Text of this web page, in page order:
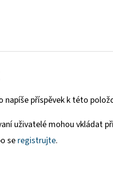
napíše příspěvek k této
uživatelé mohou vkládat
seregistrujte.